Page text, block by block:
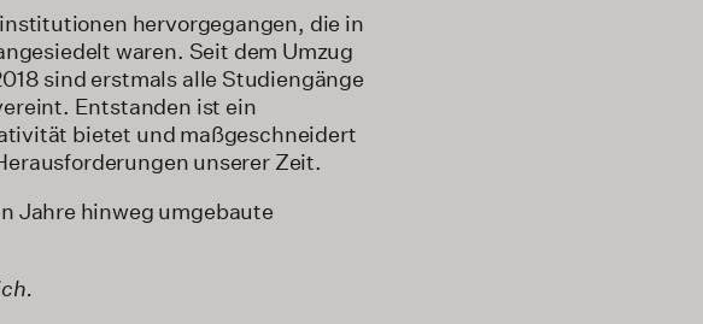
hervorgegangen, die in
waren. Seit dem Umzug
sind erstmals alle Studiengänge
Entstanden ist ein
bietet und maßgeschneidert
unserer Zeit.
Jahre hinweg umgebaute